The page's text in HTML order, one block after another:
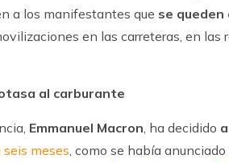
a los manifestantes que se
en las carreteras, en las
al carburante
Emmanuel Macron , ha decidido
meses , como se había